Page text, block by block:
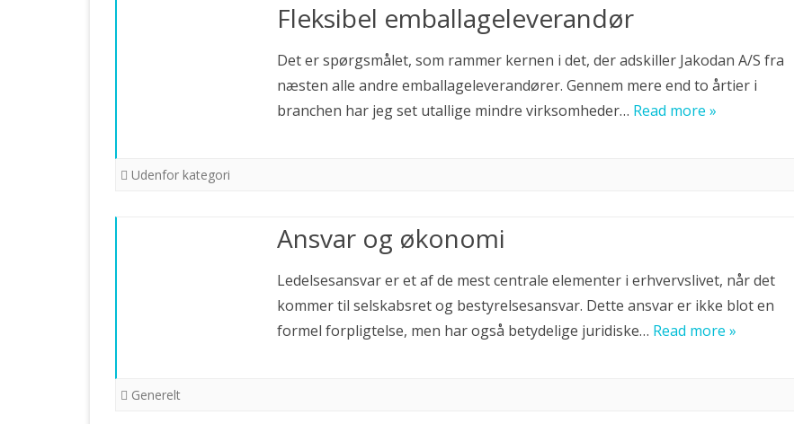
Fleksibel emballageleverandør
Det er spørgsmålet, som rammer kernen i det, der adskiller Jakodan A/S fra
næsten alle andre emballageleverandører. Gennem mere end to årtier i
branchen har jeg set utallige mindre virksomheder… Read more »
Udenfor kategori
Ansvar og økonomi
Ledelsesansvar er et af de mest centrale elementer i erhvervslivet, når det
kommer til selskabsret og bestyrelsesansvar. Dette ansvar er ikke blot en
formel forpligtelse, men har også betydelige juridiske… Read more »
Generelt